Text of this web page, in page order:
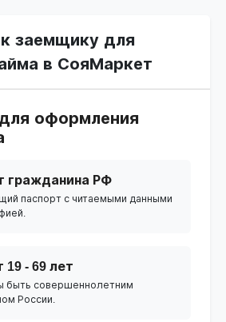
заемщику для
в СояМаркет
оформления
гражданина РФ
паспорт с читаемыми данными
19 - 69 лет
быть совершеннолетним
России.